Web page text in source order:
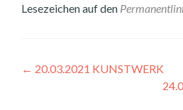
Lesezeichen auf den
← 20.03.2021 KUNSTWERK